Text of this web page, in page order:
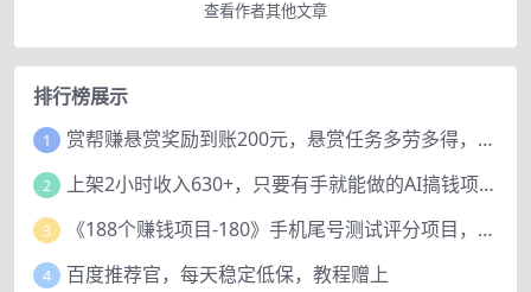
查看作者其他文章
排行榜展示
1 赏帮赚悬赏奖励到账200元，悬赏任务多劳多得，人人可做。
2 上架2小时收入630+，只要有手就能做的AI搞钱项目，奶奶看完都能学会!
3 《188个赚钱项目-180》手机尾号测试评分项目，短视频直播日赚200+
4 百度推荐官，每天稳定低保，教程赠上